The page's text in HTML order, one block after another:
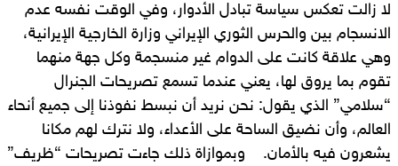
لا زالت تعكس سياسة تبادل الأدوار، وفي الوقت نفسه عدم
الانسجام بين والحرس الثوري الإيراني وزارة الخارجية الإيرانية،
وهي علاقة كانت على الدوام غير منسجمة وكل جهة منهما
تقوم بما يروق لها، يعني عندما تسمع تصريحات الجنرال
“سلامي” الذي يقول: نحن نريد أن نبسط نفوذنا إلى جميع أنحاء
العالم، وأن نضيق الساحة على الأعداء، ولا نترك لهم مكانا
يشعرون فيه بالأمان. وبموازاة ذلك جاءت تصريحات “ظريف”